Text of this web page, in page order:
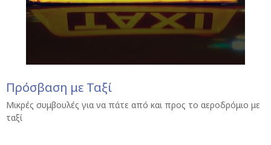
Πρόσβαση με Ταξί
Μικρές συμβουλές για να πάτε από και προς το αεροδρόμιο με
ταξί